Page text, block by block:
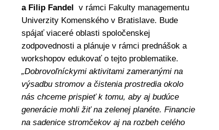
a Filip Fandel v rámci Fakulty managementu
Univerzity Komenského v Bratislave. Bude
spájať viaceré oblasti spoločenskej
zodpovednosti a plánuje v rámci prednášok a
workshopov edukovať o tejto problematike.
„Dobrovoľníckymi aktivitami zameranými na
výsadbu stromov a čistenia prostredia okolo
nás chceme prispieť k tomu, aby aj budúce
generácie mohli žiť na zelenej planéte. Financie
na sadenice stromčekov aj na rozbeh celého